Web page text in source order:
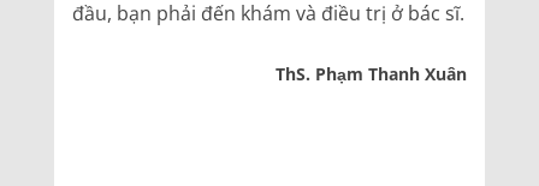
đầu, bạn phải đến khám và điều trị ở bác sĩ.
ThS. Phạm Thanh Xuân